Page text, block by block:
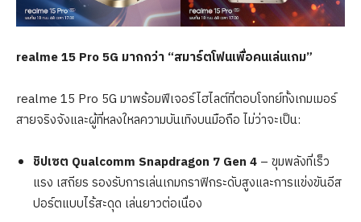
realme 15 Pro 5G มากกว่า “สมาร์ตโฟนเพื่อคนเล่นเกม”
realme 15 Pro 5G มาพร้อมฟีเจอร์ไฮไลต์ที่ตอบโจทย์ทั้งเกมเมอร์
สายจริงจังและผู้ที่หลงใหลความบันเทิงบนมือถือ ไม่ว่าจะเป็น:
ชิปเซต Qualcomm Snapdragon 7 Gen 4 – ขุมพลังที่เร็ว
แรง เสถียร รองรับการเล่นเกมกราฟิกระดับสูงและการแข่งขันอีส
ปอร์ตแบบไร้สะดุด เล่นยาวต่อเนื่อง